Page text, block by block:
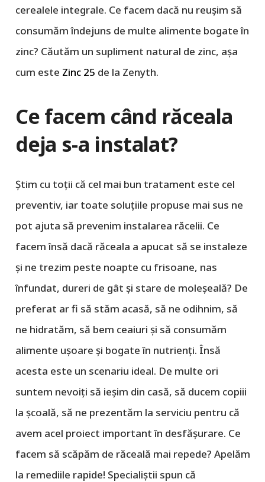
cerealele integrale. Ce facem dacă nu reușim să
consumăm îndejuns de multe alimente bogate în
zinc? Căutăm un supliment natural de zinc, așa
cum este Zinc 25 de la Zenyth.
Ce facem când răceala
deja s-a instalat?
Știm cu toții că cel mai bun tratament este cel
preventiv, iar toate soluțiile propuse mai sus ne
pot ajuta să prevenim instalarea răcelii. Ce
facem însă dacă răceala a apucat să se instaleze
și ne trezim peste noapte cu frisoane, nas
înfundat, dureri de gât și stare de moleșeală? De
preferat ar fi să stăm acasă, să ne odihnim, să
ne hidratăm, să bem ceaiuri și să consumăm
alimente ușoare și bogate în nutrienți. Însă
acesta este un scenariu ideal. De multe ori
suntem nevoiți să ieșim din casă, să ducem copiii
la școală, să ne prezentăm la serviciu pentru că
avem acel proiect important în desfășurare. Ce
facem să scăpăm de răceală mai repede? Apelăm
la remediile rapide! Specialiștii spun că